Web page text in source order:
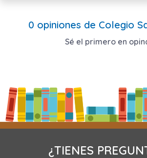
0 opiniones de Colegio
Sé el primero en
¿TIENES